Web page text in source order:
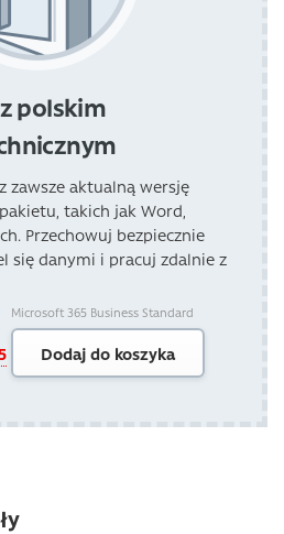
polskim
zawsze aktualną wersję
takich jak Word,
Przechowuj bezpiecznie
się danymi i pracuj zdalnie z
Microsoft 365 Business Standard
Dodaj do koszyka